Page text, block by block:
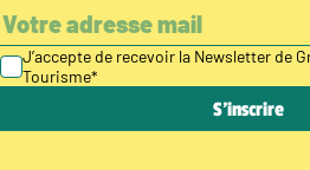
J’accepte de recevoir la Newsletter de
Tourisme*